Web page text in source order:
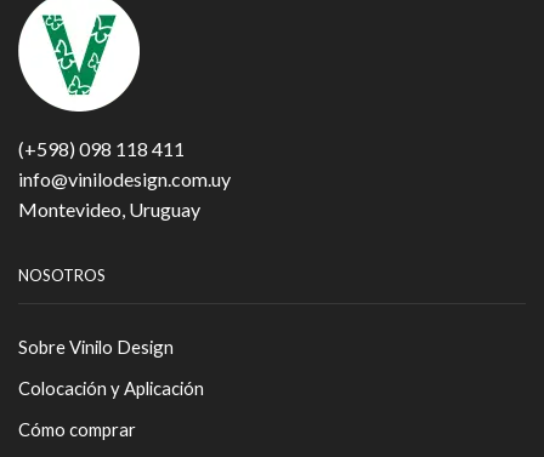
(+598) 098 118 411
info@vinilodesign.com.uy
Montevideo, Uruguay
NOSOTROS
Sobre Vinilo Design
Colocación y Aplicación
Cómo comprar